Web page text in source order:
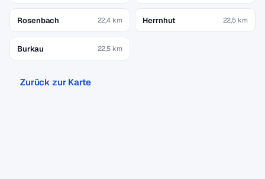
Rosenbach 22,4 km Herrnhut 22,5 km
Burkau 22,5 km
Zurück zur Karte